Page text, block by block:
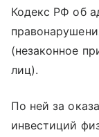
Кодекс РФ об
(незаконное
лиц).
По ней за
инвестиций